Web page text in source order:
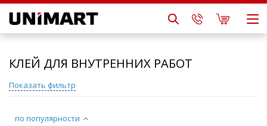
КЛЕЙ ДЛЯ ВНУТРЕННИХ РАБОТ
по популярности
Показать фильтр